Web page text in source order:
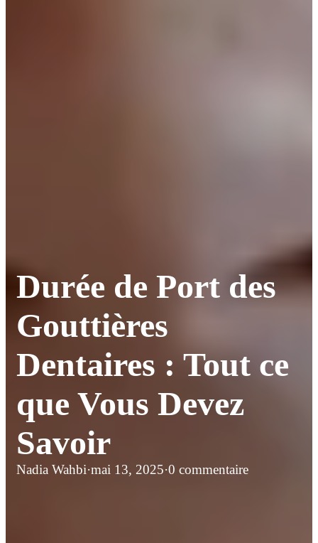
Durée de Port des
Gouttières
Dentaires : Tout ce
que Vous Devez
Savoir
Nadia Wahbi·mai 13, 2025·0 commentaire